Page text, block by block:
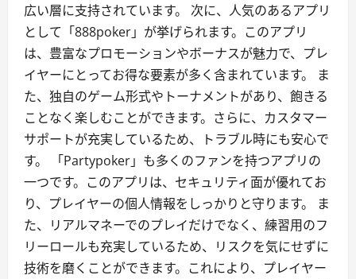
広い層に支持されています。 次に、人気のあるアプリ
として「888poker」が挙げられます。このアプリ
は、豊富なプロモーションやボーナスが魅力で、プレ
イヤーにとってお得な要素が多く含まれています。 ま
た、独自のゲーム形式やトーナメントがあり、飽きる
ことなく楽しむことができます。さらに、カスタマー
サポートが充実しているため、トラブル時にも安心で
す。 「Partypoker」も多くのファンを持つアプリの
一つです。このアプリは、セキュリティ面が優れてお
り、プレイヤーの個人情報をしっかりと守ります。 ま
た、リアルマネーでのプレイだけでなく、練習用のフ
リーロールも充実しているため、リスクを気にせずに
技術を磨くことができます。これにより、プレイヤー